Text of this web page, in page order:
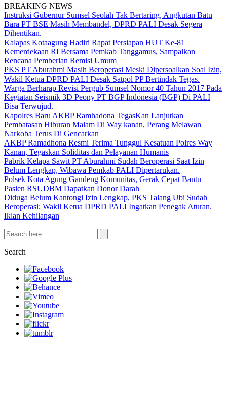
BREAKING NEWS
Instruksi Gubernur Sumsel Seolah Tak Bertaring, Angkutan Batu
Bara PT BSE Masih Membandel, DPRD PALI Desak Segera
Dihentikan.
Kalapas Kotaagung Hadiri Rapat Persiapan HUT Ke-81
Kemerdekaan RI Bersama Pemkab Tanggamus, Sampaikan
Rencana Pemberian Remisi Umum
PKS PT Aburahmi Masih Beroperasi Meski Dipersoalkan Soal Izin,
Wakil Ketua DPRD PALI Desak Satpol PP Bertindak Tegas.
Warga Berharap Revisi Pergub Sumsel Nomor 40 Tahun 2017 Pada
Kegiatan Seismik 3D Peony PT BGP Indonesia (BGP) Di PALI
Bisa Terwujud.
Kapolres Baru AKBP Ramhadona TegasKan Lanjutkan
Pembatasan Hiburan Malam Di Way kanan, Perang Melawan
Narkoba Terus Di Gencarkan
AKBP Ramadhona Resmi Terima Tunggul Kesatuan Polres Way
Kanan, Tegaskan Soliditas dan Pelayanan Humanis
Pabrik Kelapa Sawit PT Aburahmi Sudah Beroperasi Saat Izin
Belum Lengkap, Wibawa Pemkab PALI Dipertarukan.
Polsek Kota Agung Gandeng Komunitas, Gerak Cepat Bantu
Pasien RSUDBM Dapatkan Donor Darah
Diduga Belum Kantongi Izin Lengkap, PKS Talang Ubi Sudah
Beroperasi; Wakil Ketua DPRD PALI Ingatkan Penegak Aturan.
Iklan Kehilangan
Search